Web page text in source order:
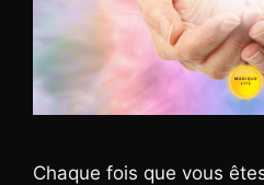
Chaque fois que vous